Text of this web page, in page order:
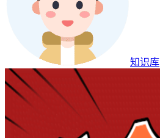
知识库